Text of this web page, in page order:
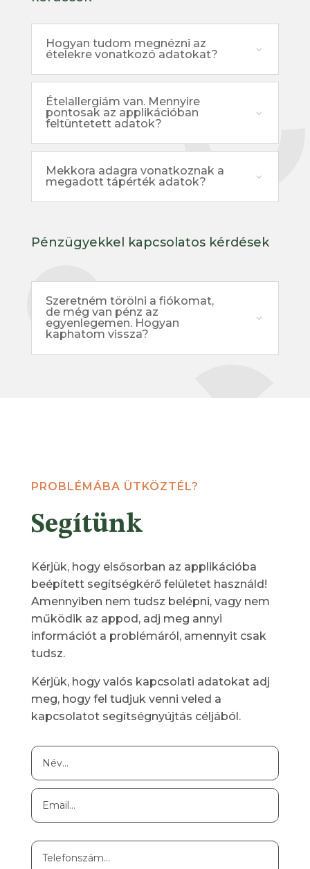
Hogyan tudom megnézni az
ételekre vonatkozó adatokat?
Ételallergiám van. Mennyire
pontosak az applikációban
feltüntetett adatok?
Mekkora adagra vonatkoznak a
megadott tápérték adatok?
Pénzügyekkel kapcsolatos kérdések
Szeretném törölni a fiókomat,
de még van pénz az
egyenlegemen. Hogyan
kaphatom vissza?
PROBLÉMÁBA ÜTKÖZTÉL?
Segítünk
Kérjük, hogy elsősorban az applikációba
beépített segítségkérő felületet használd!
Amennyiben nem tudsz belépni, vagy nem
működik az appod, adj meg annyi
információt a problémáról, amennyit csak
tudsz.
Kérjük, hogy valós kapcsolati adatokat adj
meg, hogy fel tudjuk venni veled a
kapcsolatot segítségnyújtás céljából.